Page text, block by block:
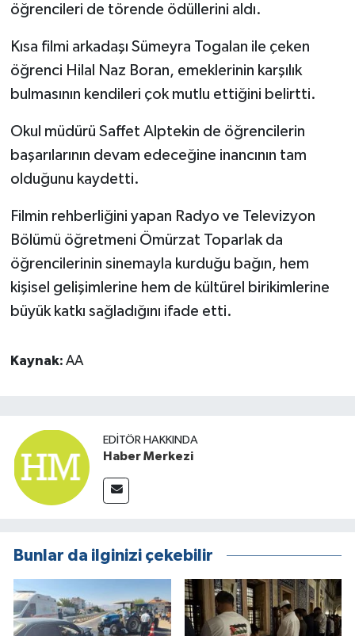
öğrencileri de törende ödüllerini aldı.
Kısa filmi arkadaşı Sümeyra Togalan ile çeken
öğrenci Hilal Naz Boran, emeklerinin karşılık
bulmasının kendileri çok mutlu ettiğini belirtti.
Okul müdürü Saffet Alptekin de öğrencilerin
başarılarının devam edeceğine inancının tam
olduğunu kaydetti.
Filmin rehberliğini yapan Radyo ve Televizyon
Bölümü öğretmeni Ömürzat Toparlak da
öğrencilerinin sinemayla kurduğu bağın, hem
kişisel gelişimlerine hem de kültürel birikimlerine
büyük katkı sağladığını ifade etti.
Kaynak: AA
EDITÖR HAKKINDA
Haber Merkezi
Bunlar da ilginizi çekebilir